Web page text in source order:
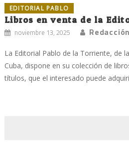
EDITORIAL PABLO
Libros en venta de la
noviembre 13, 2025
La Editorial Pablo de la Torriente, de
Cuba, dispone en su colección de
títulos, que el interesado puede